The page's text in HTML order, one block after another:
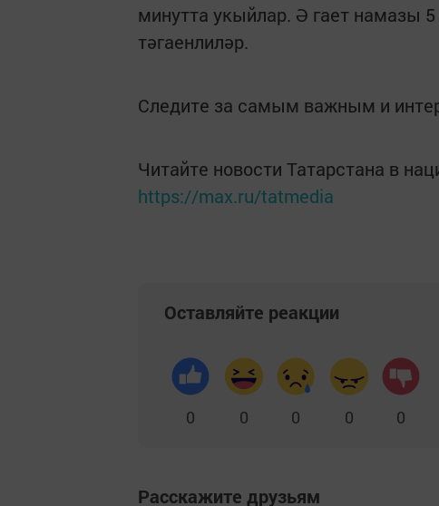
минутта укыйлар. Ә гает намазы
тәгаенлиләр.
Следите за самым важным и
Читайте новости Татарстана в
https://max.ru/tatmedia
Оставляйте реакции
0 0 0 0 0
Расскажите друзьям